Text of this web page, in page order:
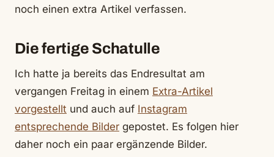
noch einen extra Artikel verfassen.
Die fertige Schatulle
Ich hatte ja bereits das Endresultat am
vergangen Freitag in einem Extra-Artikel
vorgestellt und auch auf Instagram
entsprechende Bilder gepostet. Es folgen hier
daher noch ein paar ergänzende Bilder.